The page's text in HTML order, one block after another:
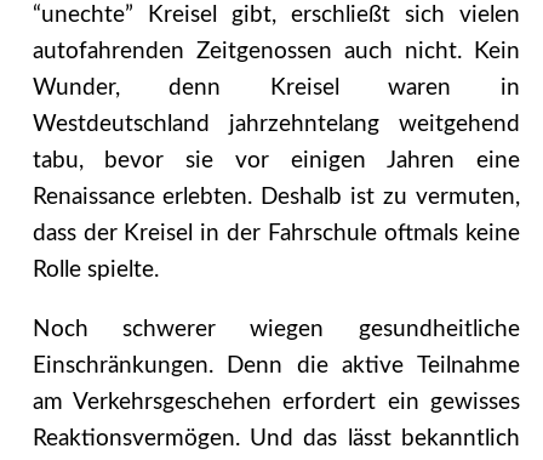
“unechte” Kreisel gibt, erschließt sich vielen
autofahrenden Zeitgenossen auch nicht. Kein
Wunder, denn Kreisel waren in
Westdeutschland jahrzehntelang weitgehend
tabu, bevor sie vor einigen Jahren eine
Renaissance erlebten. Deshalb ist zu vermuten,
dass der Kreisel in der Fahrschule oftmals keine
Rolle spielte.
Noch schwerer wiegen gesundheitliche
Einschränkungen. Denn die aktive Teilnahme
am Verkehrsgeschehen erfordert ein gewisses
Reaktionsvermögen. Und das lässt bekanntlich